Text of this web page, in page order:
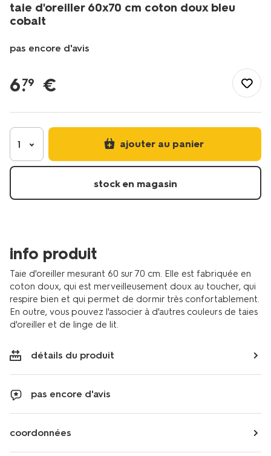
taie d'oreiller 60x70 cm coton doux bleu
cobalt
pas encore d'avis
be/literie/linge-
de-
d-
oreiller/taie-
doreiller-
cm-
6.
79 €
1 ajouter au panier
stock en magasin
info produit
Taie d'oreiller mesurant 60 sur 70 cm. Elle est fabriquée en
coton doux, qui est merveilleusement doux au toucher, qui
respire bien et qui permet de dormir très confortablement.
En outre, vous pouvez l'associer à d'autres couleurs de taies
d'oreiller et de linge de lit.
détails du produit
pas encore d'avis
coordonnées